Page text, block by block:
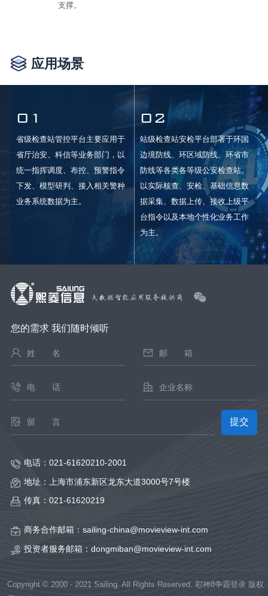
支撑。
应用场景
01
省级检查站管控平台主要应用于
省厅治安、科信等业务部门，以
统一指挥调度、布控、预警指令
下发、模型研判、接入相关警种
业务系统数据为主。
02
站级检查站安检平台部署于环国
边境防线、环区域防线、环省市
防线等各类各等级公安检查站。
以实际核查、安检、基础信息数
据采集、数据上传、接收上级平
台指令以及本地个性化业务工作
为主。
您的需求 我们随时倾听
电话： 021-61620210-2001
地址：
上海市浦东新区龙东大道3000号7号楼
传真： 021-61620219
商务合作邮箱： sailing-china@movieview-int.com
投资者服务邮箱： dongmiban@movieview-int.com
Copyright © 2000 - 2021 Sailing. All Rights Reserved. 彩神8争霸登录 版权